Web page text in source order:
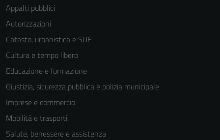
Appalti pubblici
Autorizzazioni
Catasto, urbanistica e SUE
Cultura e tempo libero
Educazione e formazione
Giustizia, sicurezza pubblica e polizia municipale
Imprese e commercio
Mobilità e trasporti
Salute, benessere e assistenza